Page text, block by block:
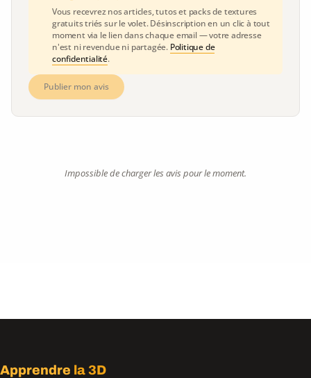
Vous recevrez nos articles, tutos et packs de textures
gratuits triés sur le volet. Désinscription en un clic à tout
moment via le lien dans chaque email — votre adresse
n'est ni revendue ni partagée. Politique de
confidentialité.
Publier mon avis
Impossible de charger les avis pour le moment.
Apprendre la 3D